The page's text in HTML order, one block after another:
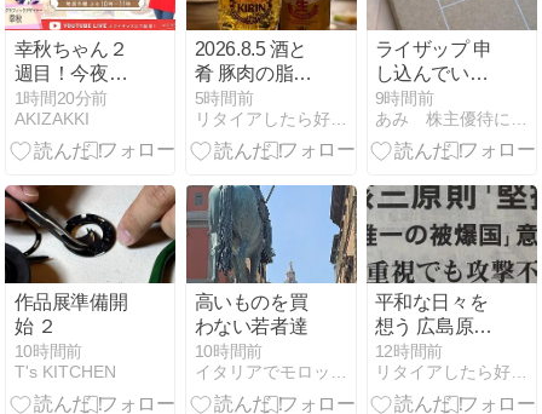
幸秋ちゃん２
週目！今夜は
何のコス？！
肉じゃがなら
ぬ･･･ツナじゃ
1時間20分前
AKIZAKKI
2026.8.5 酒と
肴 豚肉の脂身
で動脈硬化ま
っしぐら^^;
5時間前
リタイアしたら好きな音楽で散歩するんだ
ライザップ 申
し込んでいた
優待到着
9時間前
あみ 株主優待にあこがれて〜 節約＆お得を楽しむ
作品展準備開
始 ２
10時間前
T's KITCHEN
高いものを買
わない若者達
10時間前
イタリアでモロッコごはん
平和な日々を
想う 広島原爆
投下の日
12時間前
リタイアしたら好きな音楽で散歩するんだ